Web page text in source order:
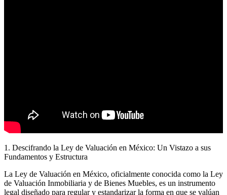
1. Descifrando la Ley de Valuación en México: Un Vistazo a sus
Fundamentos y Estructura
La Ley de Valuación en México, oficialmente conocida como la Ley
de Valuación Inmobiliaria y de Bienes Muebles, es un instrumento
legal diseñado para regular y estandarizar la forma en que se valúan